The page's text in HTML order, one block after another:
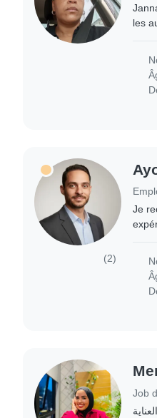
les
(2)
Je
Job